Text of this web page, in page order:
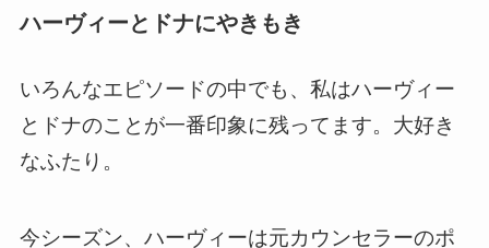
ハーヴィーとドナにやきもき
いろんなエピソードの中でも、私はハーヴィー
とドナのことが一番印象に残ってます。大好き
なふたり。
今シーズン、ハーヴィーは元カウンセラーのポ